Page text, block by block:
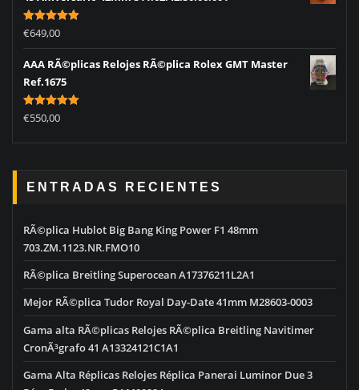
Rated5.00
out of 5
€649,00
AAA RÃ©plicas Relojes RÃ©plica Rolex GMT Master
Ref.1675
Rated5.00
out of 5
€550,00
ENTRADAS RECIENTES
RÃ©plica Hublot Big Bang King Power F1 48mm
703.ZM.1123.NR.FMO10
RÃ©plica Breitling Superocean A17376211L2A1
Mejor RÃ©plica Tudor Royal Day-Date 41mm M28603-0003
Gama alta RÃ©plicas Relojes RÃ©plica Breitling Navitimer
CronÃ³grafo 41 A13324121C1A1
Gama Alta Réplicas Relojes Réplica Panerai Luminor Due 3